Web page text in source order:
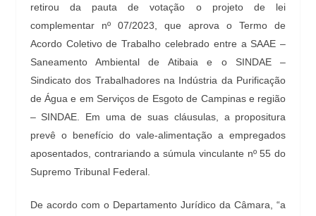
retirou da pauta de votação o projeto de lei
complementar nº 07/2023, que aprova o Termo de
Acordo Coletivo de Trabalho celebrado entre a SAAE –
Saneamento Ambiental de Atibaia e o SINDAE –
Sindicato dos Trabalhadores na Indústria da Purificação
de Água e em Serviços de Esgoto de Campinas e região
– SINDAE. Em uma de suas cláusulas, a propositura
prevê o benefício do vale-alimentação a empregados
aposentados, contrariando a súmula vinculante nº 55 do
Supremo Tribunal Federal.
De acordo com o Departamento Jurídico da Câmara, “a